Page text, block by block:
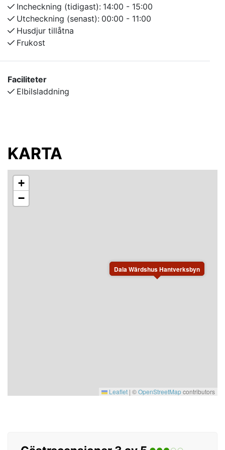
Anläggningen har 37 rum med 100 bäddar, som ligger i
charmiga små stugor med grästak. Det finns bastu och
en vedeldad badtunna som kan bokas i
receptionen. Rummen har egen ingång och
parkeringsplats, motorvärmaruttag och altan finns på
Incheckning (tidigast): 14:00 - 15:00
Utcheckning (senast): 00:00 - 11:00
Husdjur tillåtna
Frukost
Faciliteter
Elbilsladdning
KARTA
Dala Wärdshus Hantverksbyn
+
−
Leaflet | ©OpenStreetMapcontributors